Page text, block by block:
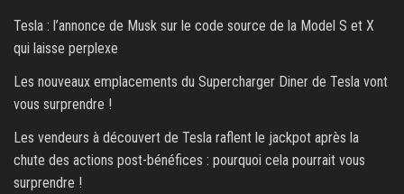
Tesla : l’annonce de Musk sur le code source de la Model S et X
qui laisse perplexe
Les nouveaux emplacements du Supercharger Diner de Tesla vont
vous surprendre !
Les vendeurs à découvert de Tesla raflent le jackpot après la
chute des actions post-bénéfices : pourquoi cela pourrait vous
surprendre !